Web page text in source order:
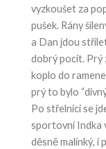
vyzkoušet za
pušek. Rány
a Dan jdou
dobrý pocit. Prý
koplo do
prý to bylo
Po střelnici se
sportovní Indka
děsně malinký, i